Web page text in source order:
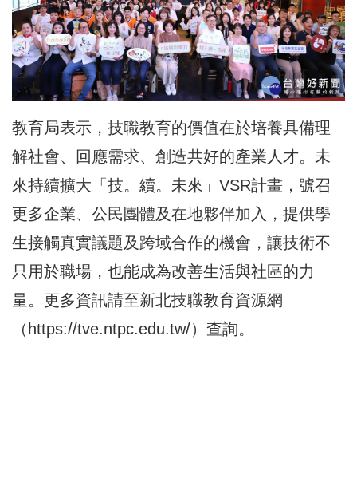
教育局表示，技職教育的價值在於培養具備理
解社會、回應需求、創造共好的產業人才。未
來持續擴大「技。續。未來」VSR計畫，號召
更多企業、公民團體及在地夥伴加入，提供學
生接觸真實議題及跨域合作的機會，讓技術不
只用於職場，也能成為改善生活與社區的力
量。更多資訊請至新北技職教育資源網
（https://tve.ntpc.edu.tw/）查詢。